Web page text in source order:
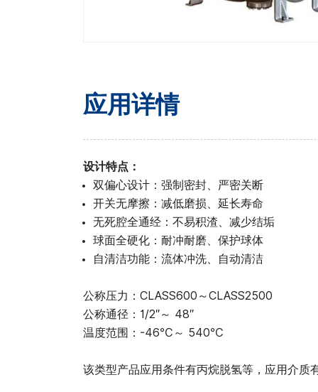
应用详情
设计特点：
双偏心设计：强制密封、严密关断
开关无摩擦：减低磨损、延长寿命
无死腔全通经：不易积渣、减少结垢
球面全硬化：耐冲耐磨、保护球体
自清洁功能：流体冲洗、自动清洁
公称压力：CLASS600～CLASS2500
公称通径：1/2″～ 48″
温度范围：-46℃～ 540℃
该类型产品应用条件有丙烷脱氢等，应用介质